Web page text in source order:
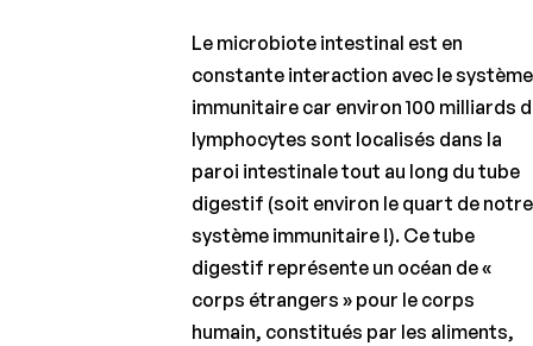
Le microbiote intestinal est en
constante interaction avec le système
immunitaire car environ 100 milliards
lymphocytes sont localisés dans la
paroi intestinale tout au long du tube
digestif (soit environ le quart de notre
système immunitaire !). Ce tube
digestif représente un océan de «
corps étrangers » pour le corps
humain, constitués par les aliments,